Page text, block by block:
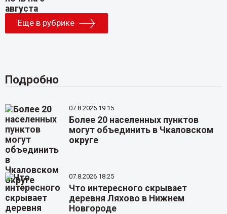
Еще в рубрике
Подробно
07.8.2026 19:15
Более 20 населенных пунктов
могут объединить в Чкаловском
округе
07.8.2026 18:25
Что интересного скрывает
деревня Ляхово в Нижнем
Новгороде